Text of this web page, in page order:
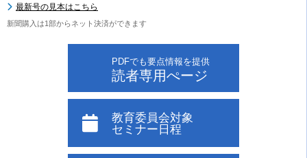
最新号の見本はこちら
新聞購入は1部からネット決済ができます
PDFでも要点情報を提供
読者専用ぺージ
教育委員会対象
セミナー日程